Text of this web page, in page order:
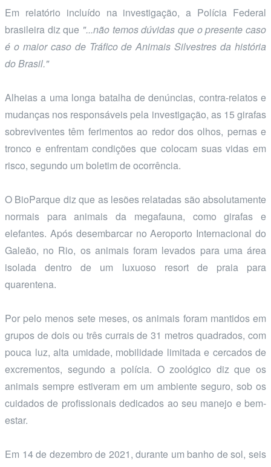
Em relatório incluído na investigação, a Polícia Federal
brasileira diz que "...não temos dúvidas que o presente caso
é o maior caso de Tráfico de Animais Silvestres da história
do Brasil."
Alheias a uma longa batalha de denúncias, contra-relatos e
mudanças nos responsáveis pela investigação, as 15 girafas
sobreviventes têm ferimentos ao redor dos olhos, pernas e
tronco e enfrentam condições que colocam suas vidas em
risco, segundo um boletim de ocorrência.
O BioParque diz que as lesões relatadas são absolutamente
normais para animais da megafauna, como girafas e
elefantes. Após desembarcar no Aeroporto Internacional do
Galeão, no Rio, os animais foram levados para uma área
isolada dentro de um luxuoso resort de praia para
quarentena.
Por pelo menos sete meses, os animais foram mantidos em
grupos de dois ou três currais de 31 metros quadrados, com
pouca luz, alta umidade, mobilidade limitada e cercados de
excrementos, segundo a polícia. O zoológico diz que os
animais sempre estiveram em um ambiente seguro, sob os
cuidados de profissionais dedicados ao seu manejo e bem-
estar.
Em 14 de dezembro de 2021, durante um banho de sol, seis